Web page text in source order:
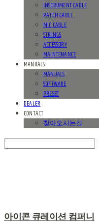
INSTRUMENT CABLE
PATCH CABLE
MIC CABLE
STRINGS
ACCESSORY
MAINTENANCE
MANUALS
MANUALS
SOFTWARE
PRESET
DEALER
CONTACT
찾아오시는길
아이콘 큐레이션 컴퍼니